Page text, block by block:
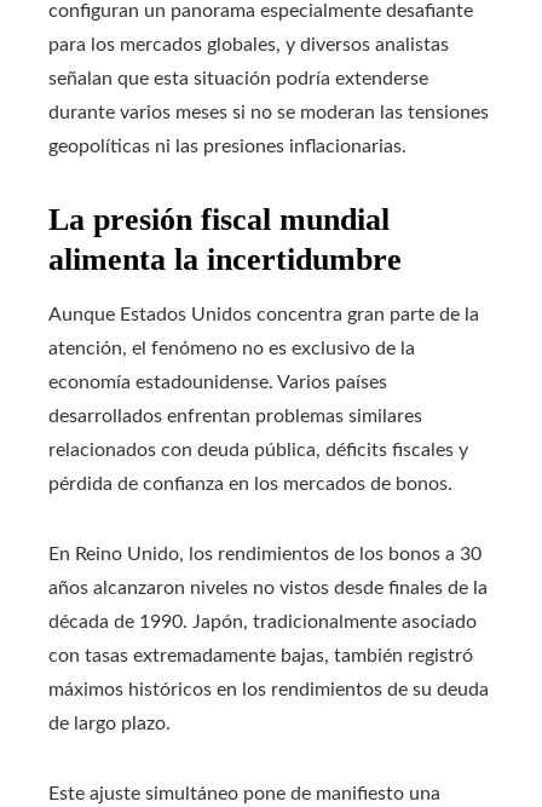
configuran un panorama especialmente desafiante
para los mercados globales, y diversos analistas
señalan que esta situación podría extenderse
durante varios meses si no se moderan las tensiones
geopolíticas ni las presiones inflacionarias.
La presión fiscal mundial
alimenta la incertidumbre
Aunque Estados Unidos concentra gran parte de la
atención, el fenómeno no es exclusivo de la
economía estadounidense. Varios países
desarrollados enfrentan problemas similares
relacionados con deuda pública, déficits fiscales y
pérdida de confianza en los mercados de bonos.
En Reino Unido, los rendimientos de los bonos a 30
años alcanzaron niveles no vistos desde finales de la
década de 1990. Japón, tradicionalmente asociado
con tasas extremadamente bajas, también registró
máximos históricos en los rendimientos de su deuda
de largo plazo.
Este ajuste simultáneo pone de manifiesto una